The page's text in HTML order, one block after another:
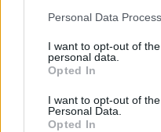
Personal Data
I want to opt-out of
personal data.
Opted In
I want to opt-out of
Personal Data.
Opted In